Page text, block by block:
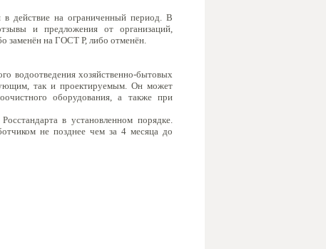
в действие на ограниченный период. В
и предложения от организаций,
заменён на ГОСТ Р, либо отменён.
водоотведения хозяйственно-бытовых
так и проектируемым. Он может
оборудования, а также при
в установленном порядке.
не позднее чем за 4 месяца до